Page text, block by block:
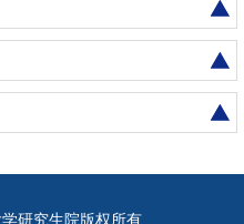
研究生院版权所有